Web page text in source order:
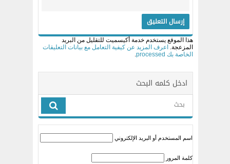
هذا الموقع يستخدم خدمة أكيسميت للتقليل من البريد
المزعجة. اعرف المزيد عن كيفية التعامل مع بيانات التعليقات
الخاصة بك processed
ادخل كلمه البحث
اسم المستخدم أو البريد الإلكتروني
كلمة المرور